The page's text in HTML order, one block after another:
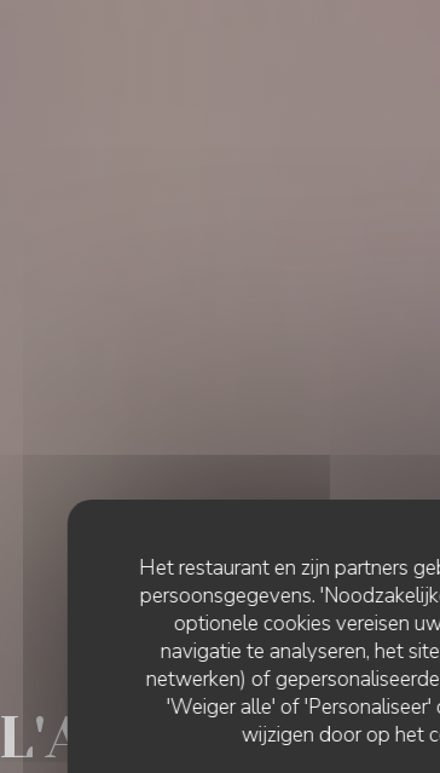
Het restaurant en zijn partners
persoonsgegevens.
optionele cookies vereisen
navigatie te analyseren, het
netwerken) of
'Weiger alle' of
wijzigen door op het
L'Atelier